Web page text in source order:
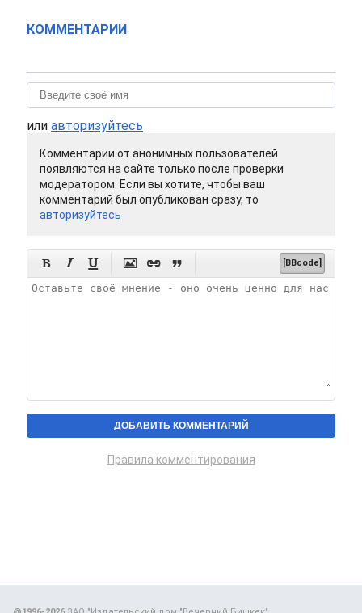
КОММЕНТАРИИ
или авторизуйтесь
Комментарии от анонимных пользователей
появляются на сайте только после проверки
модератором. Если вы хотите, чтобы ваш
комментарий был опубликован сразу, то
авторизуйтесь
      [BBcode]
Правила комментирования